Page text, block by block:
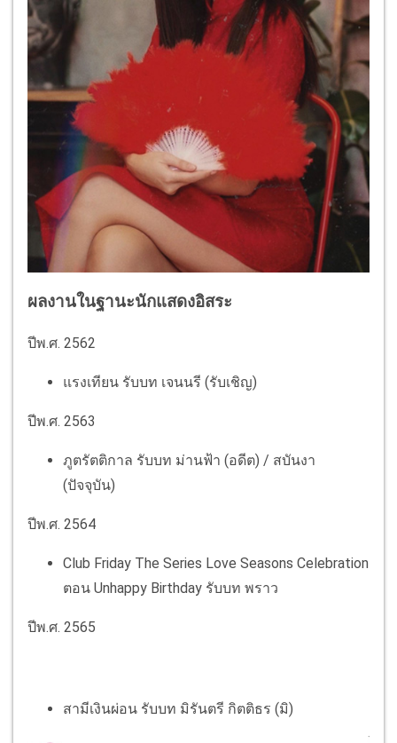
ผลงานในฐานะนักแสดงอิสระ
ปีพ.ศ. 2562
แรงเทียน รับบท เจนนรี (รับเชิญ)
ปีพ.ศ. 2563
ภูตรัตติกาล รับบท ม่านฟ้า (อดีต) / สบันงา
(ปัจจุบัน)
ปีพ.ศ. 2564
Club Friday The Series Love Seasons Celebration
ตอน Unhappy Birthday รับบท พราว
ปีพ.ศ. 2565
สามีเงินผ่อน รับบท มิรันตรี กิตติธร (มิ)